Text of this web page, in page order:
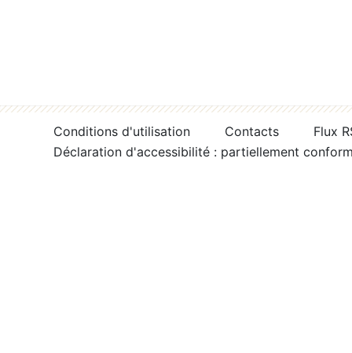
Conditions d'utilisation Contacts
Flux
Déclaration d'accessibilité : partiellement